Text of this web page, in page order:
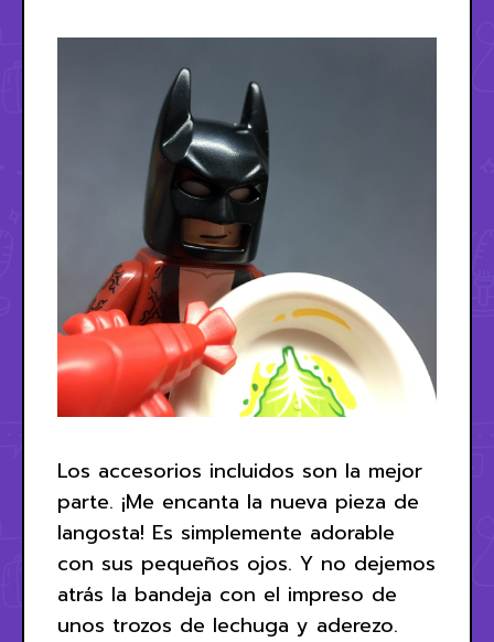
Los accesorios incluidos son la mejor
parte. ¡Me encanta la nueva pieza de
langosta! Es simplemente adorable
con sus pequeños ojos. Y no dejemos
atrás la bandeja con el impreso de
unos trozos de lechuga y aderezo.